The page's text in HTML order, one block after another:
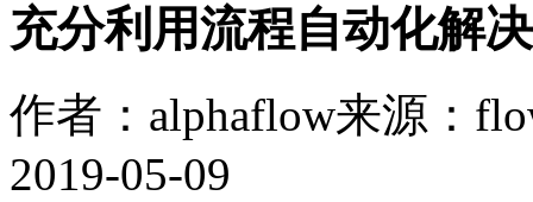
充分利用流程自动化解
作者：alphaflow来源：
2019-05-09